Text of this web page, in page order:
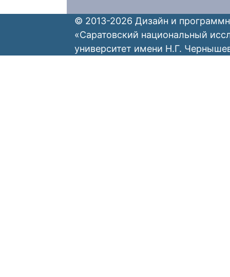
© 2013-2026 Дизайн и
«Саратовский национальный
университет имени Н.Г.